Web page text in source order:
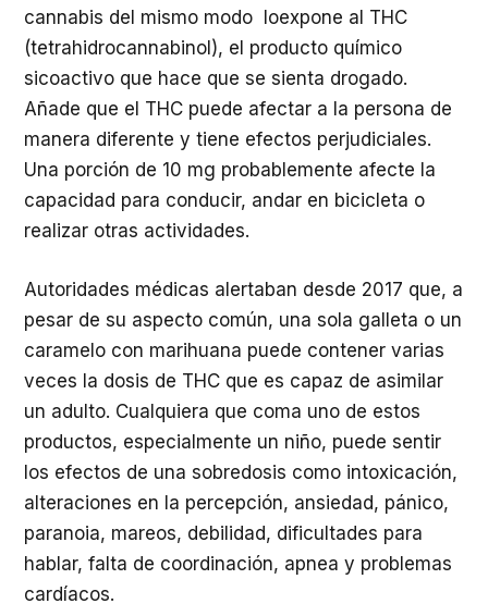
cannabis del mismo modo loexpone al THC
(tetrahidrocannabinol), el producto químico
sicoactivo que hace que se sienta drogado.
Añade que el THC puede afectar a la persona de
manera diferente y tiene efectos perjudiciales.
Una porción de 10 mg probablemente afecte la
capacidad para conducir, andar en bicicleta o
realizar otras actividades.
Autoridades médicas alertaban desde 2017 que, a
pesar de su aspecto común, una sola galleta o un
caramelo con marihuana puede contener varias
veces la dosis de THC que es capaz de asimilar
un adulto. Cualquiera que coma uno de estos
productos, especialmente un niño, puede sentir
los efectos de una sobredosis como intoxicación,
alteraciones en la percepción, ansiedad, pánico,
paranoia, mareos, debilidad, dificultades para
hablar, falta de coordinación, apnea y problemas
cardíacos.